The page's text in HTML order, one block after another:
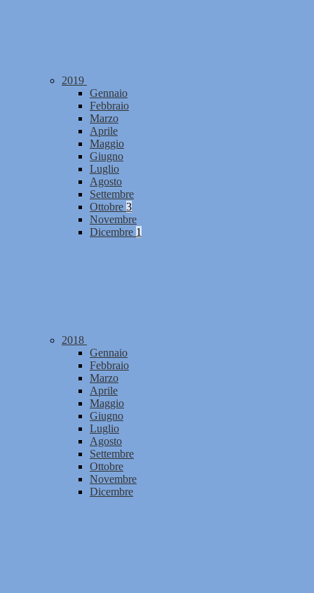
2019
Gennaio
Febbraio
Marzo
Aprile
Maggio
Giugno
Luglio
Agosto
Settembre
Ottobre 3
Novembre
Dicembre 1
2018
Gennaio
Febbraio
Marzo
Aprile
Maggio
Giugno
Luglio
Agosto
Settembre
Ottobre
Novembre
Dicembre